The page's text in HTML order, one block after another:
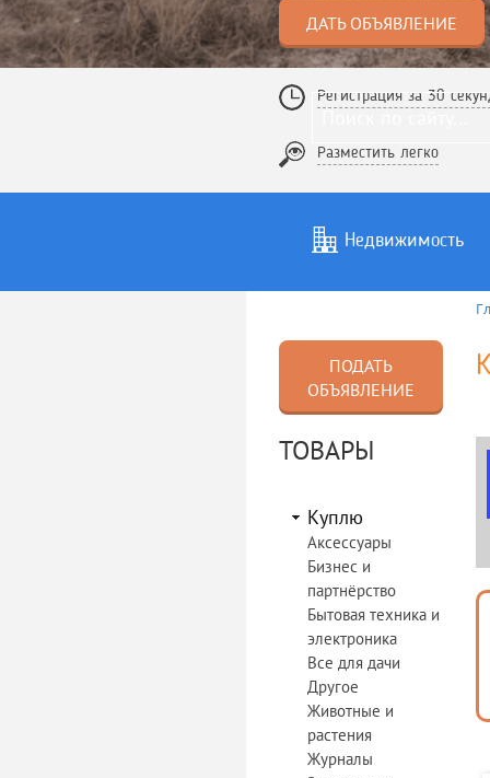
ДАТЬ ОБЪЯВЛЕНИЕ
Регистрация за 30
Разместить легко
Недвижимость
Услуги
ПОДАТЬ
ОБЪЯВЛЕНИЕ
ТОВАРЫ
Куплю
Аксессуары
Бизнес и
партнёрство
Бытовая техника и
электроника
Все для дачи
Другое
Животные и
растения
Журналы